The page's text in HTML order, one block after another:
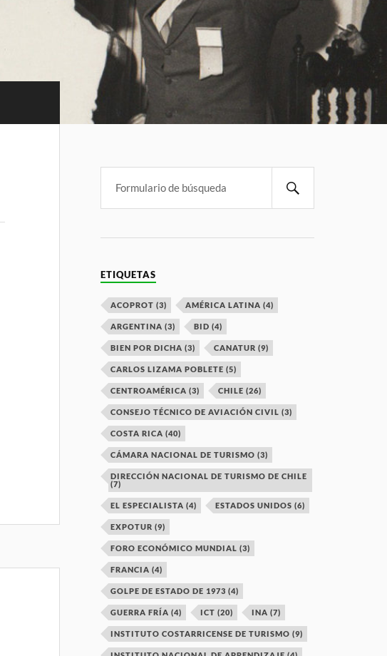
ETIQUETAS
ACOPROT (3) AMÉRICA LATINA (4)
ARGENTINA (3) BID (4)
BIEN POR DICHA (3) CANATUR (9)
CARLOS LIZAMA POBLETE (5)
CENTROAMÉRICA (3) CHILE (26)
CONSEJO TÉCNICO DE AVIACIÓN CIVIL (3)
COSTA RICA (40)
CÁMARA NACIONAL DE TURISMO (3)
DIRECCIÓN NACIONAL DE TURISMO DE CHILE
(7)
EL ESPECIALISTA (4) ESTADOS UNIDOS (6)
EXPOTUR (9)
FORO ECONÓMICO MUNDIAL (3)
FRANCIA (4)
GOLPE DE ESTADO DE 1973 (4)
GUERRA FRÍA (4) ICT (20) INA (7)
INSTITUTO COSTARRICENSE DE TURISMO (9)